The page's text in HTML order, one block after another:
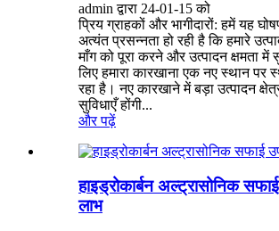
admin द्वारा 24-01-15 को
प्रिय ग्राहकों और भागीदारों: हमें यह
अत्यंत प्रसन्नता हो रही है कि हमारे
माँग को पूरा करने और उत्पादन क्षमता में
लिए हमारा कारखाना एक नए स्थान पर
रहा है। नए कारखाने में बड़ा उत्पादन
सुविधाएँ होंगी...
और पढ़ें
हाइड्रोकार्बन अल्ट्रासोनिक
लाभ